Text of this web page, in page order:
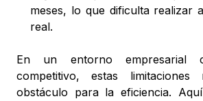
meses, lo que dificulta realizar
real.
En un entorno empresarial
competitivo, estas limitaciones
obstáculo para la eficiencia.